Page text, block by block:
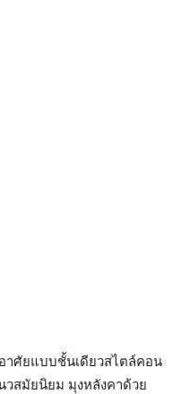
ศัยแบบชั้นเดียวสไตล์คอน
วสมัยนิยม มุงหลังคาด้วย